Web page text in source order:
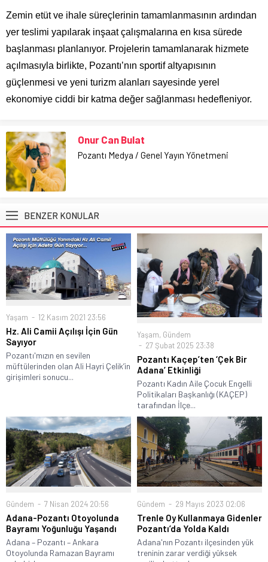
Zemin etüt ve ihale süreçlerinin tamamlanmasının ardından
yer teslimi yapılarak inşaat çalışmalarına en kısa sürede
başlanması planlanıyor. Projelerin tamamlanarak hizmete
açılmasıyla birlikte, Pozantı’nın sportif altyapısının
güçlenmesi ve yeni turizm alanları sayesinde yerel
ekonomiye ciddi bir katma değer sağlanması hedefleniyor.
Onur Can Bulat
Pozantı Medya / Genel Yayın Yönetmeni
BENZER KONULAR
Yaşam 12 Kasım 2021 23:56
Hz. Ali Camii Açılışı İçin Gün
Sayıyor
Pozantı'mızın en sevilen
müftülerinden olan Ali Hayri Çelik’in
girişimleri sonucu...
Yaşam, Gündem
27 Şubat 2025 23:38
Pozantı Kaçep’ten ‘Çek Bir
Adana’ Etkinliği
Pozantı Kadın Aile Çocuk Engelli
Politikaları Başkanlığı (KAÇEP)
tarafından İlçe...
Gündem 7 Nisan 2024 20:56
Adana-Pozantı Otoyolunda
Bayramı Yoğunluğu Yaşandı
Adana – Pozantı – Ankara
Otoyolunda Ramazan Bayramı
Gündem 29 Mayıs 2023 02:06
Trenle Oy Kullanmaya Gidenler
Pozantı’da Yolda Kaldı
Adana'nın Pozantı ilçesinden yük
treninin zarar verdiği yüksek